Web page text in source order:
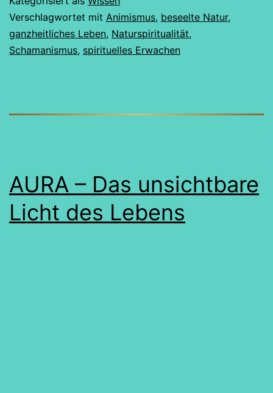
Verschlagwortet mit Animismus, beseelte Natur,
ganzheitliches Leben, Naturspiritualität,
Schamanismus, spirituelles Erwachen
AURA – Das unsichtbare
Licht des Lebens